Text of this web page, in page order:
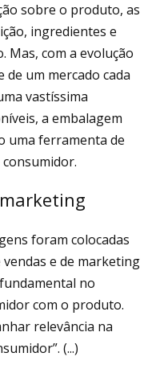
sobre o produto, as
ingredientes e
Mas, com a evolução
de um mercado cada
vastíssima
a embalagem
uma ferramenta de
foram colocadas
e de marketing
no
com o produto.
relevância na
(...)